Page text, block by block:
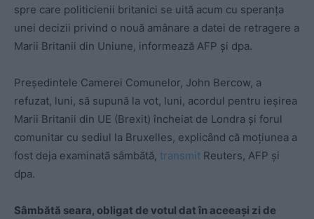
spre care politicienii britanici se uită acum cu speranţa
unei decizii privind o nouă amânare a datei de retragere a
Marii Britanii din Uniune, informează AFP şi dpa.
Preşedintele Camerei Comunelor, John Bercow, a
refuzat, luni, să supună la vot, luni, acordul pentru ieşirea
Marii Britanii din UE (Brexit) încheiat de Londra şi forul
comunitar cu sediul la Bruxelles, explicând că moţiunea a
fost deja examinată sâmbătă, transmit Reuters, AFP şi
dpa.
Sâmbătă seara, obligat de votul dat în aceeași zi de